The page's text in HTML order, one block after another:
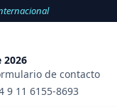
2026
de contacto
9 11 6155-8693